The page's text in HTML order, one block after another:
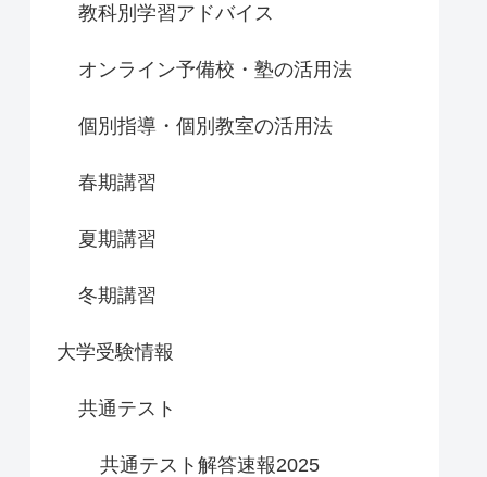
教科別学習アドバイス
オンライン予備校・塾の活用法
個別指導・個別教室の活用法
春期講習
夏期講習
冬期講習
大学受験情報
共通テスト
共通テスト解答速報2025